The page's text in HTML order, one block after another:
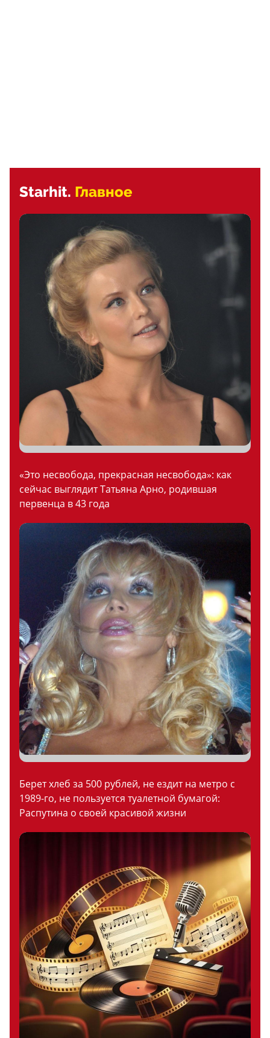
Starhit. Главное
«Это несвобода, прекрасная несвобода»: как
сейчас выглядит Татьяна Арно, родившая
первенца в 43 года
Берет хлеб за 500 рублей, не ездит на метро с
1989-го, не пользуется туалетной бумагой:
Распутина о своей красивой жизни